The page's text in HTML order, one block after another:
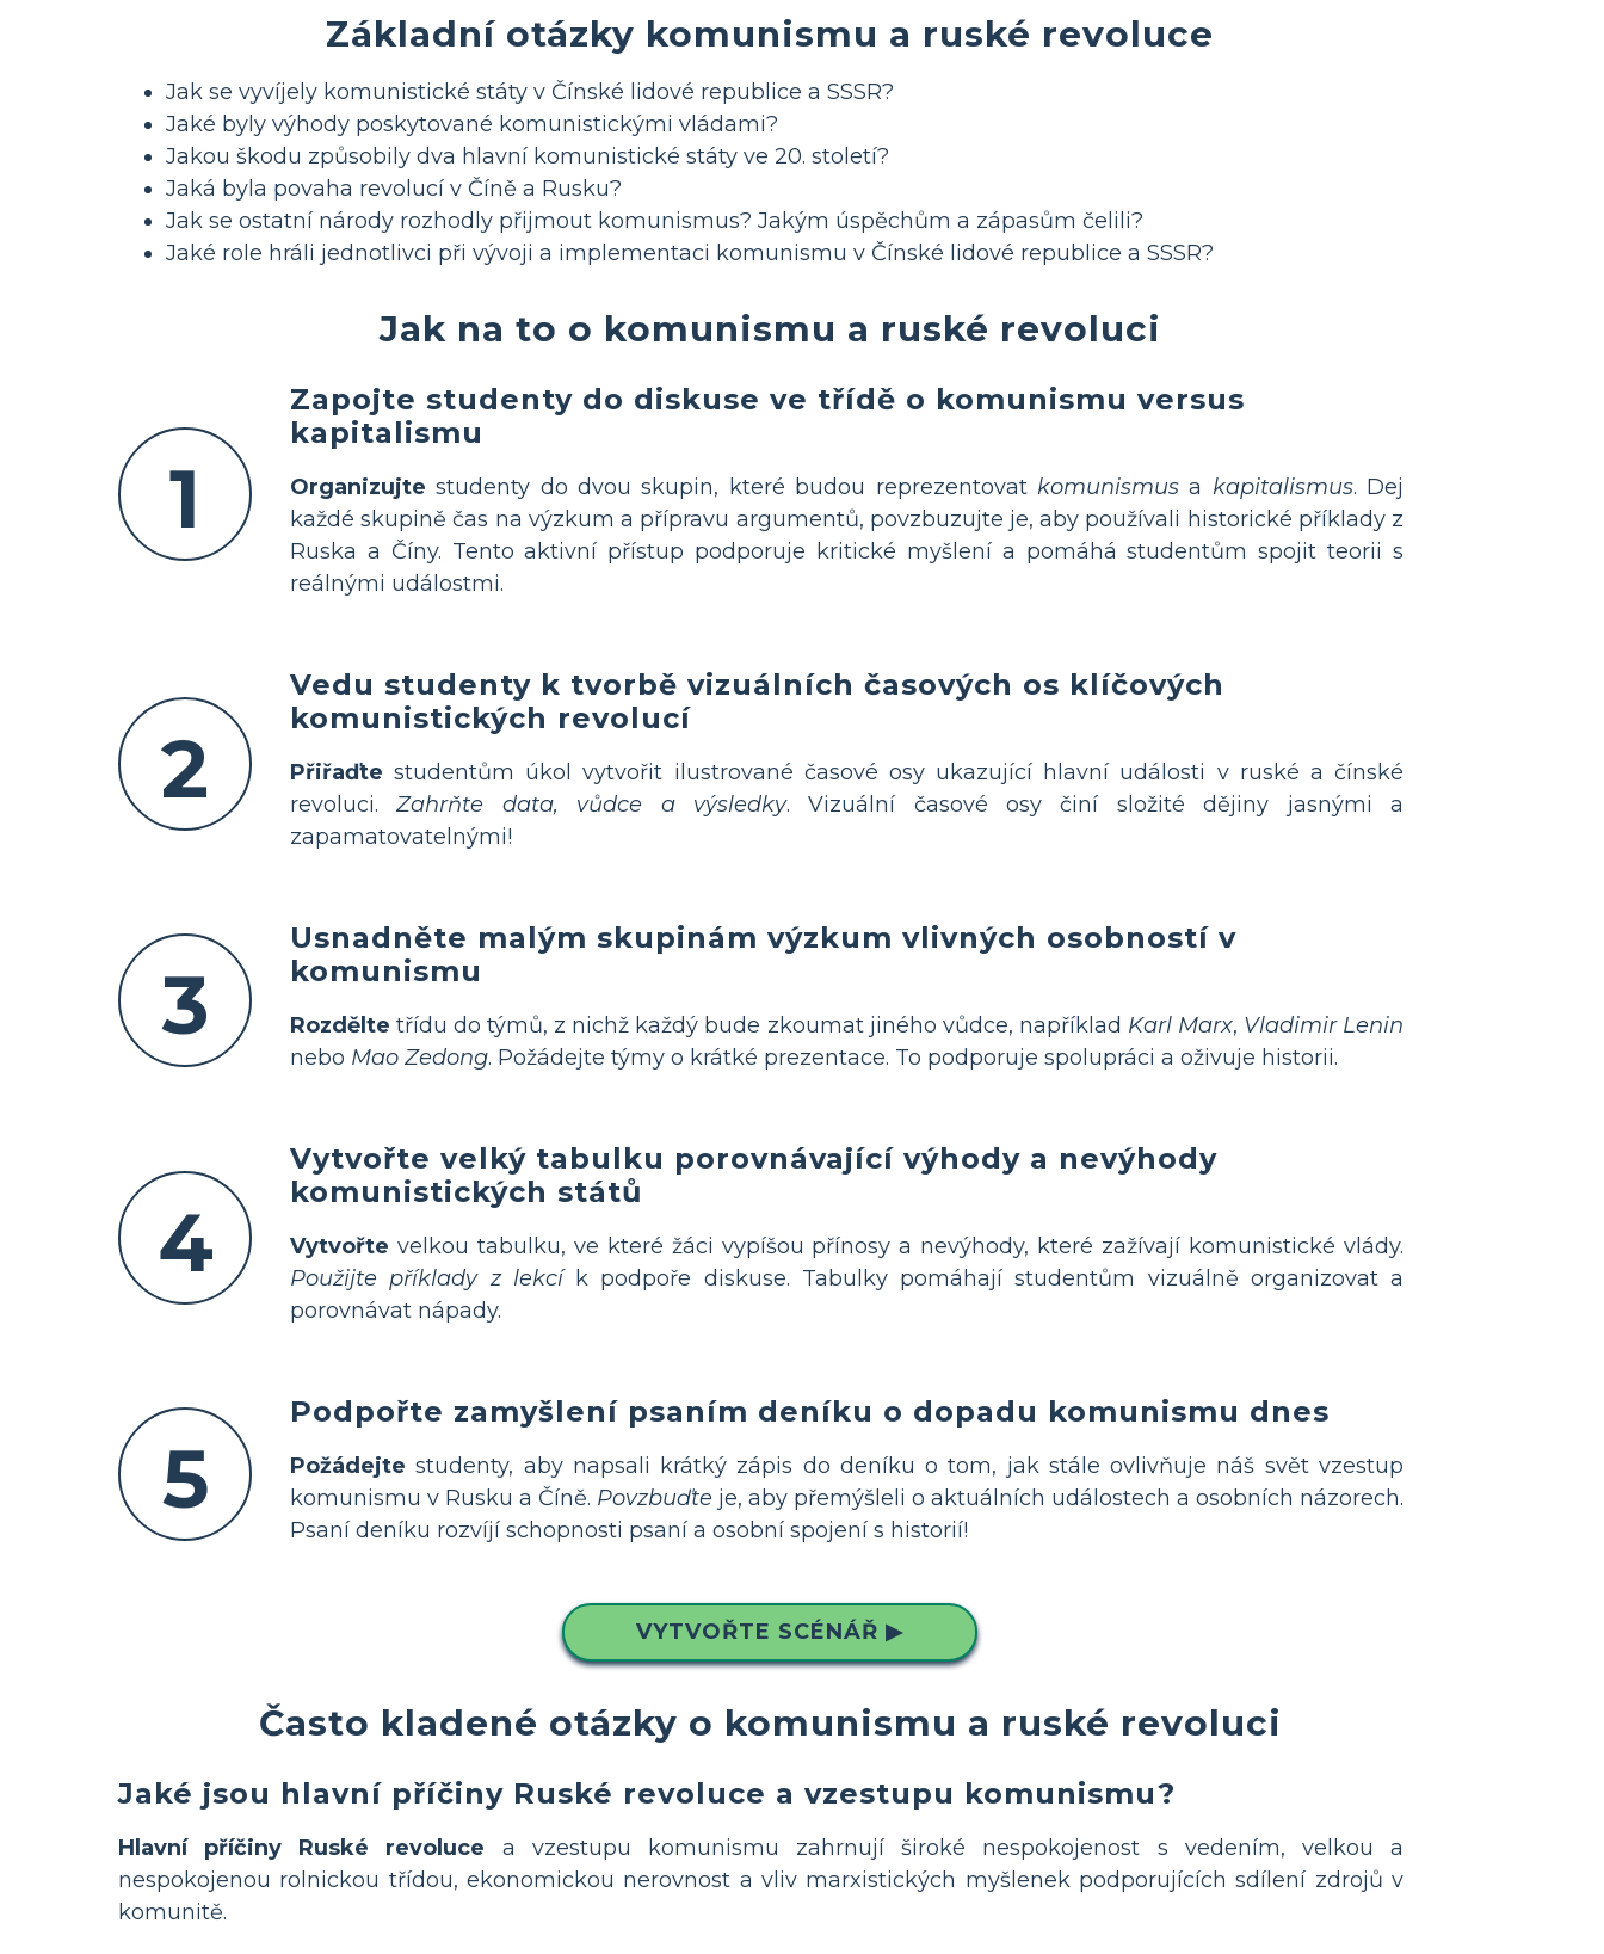
Základní otázky komunismu a ruské revoluce
Jak se vyvíjely komunistické státy v Čínské lidové republice a SSSR?
Jaké byly výhody poskytované komunistickými vládami?
Jakou škodu způsobily dva hlavní komunistické státy ve 20. století?
Jaká byla povaha revolucí v Číně a Rusku?
Jak se ostatní národy rozhodly přijmout komunismus? Jakým úspěchům a zápasům čelili?
Jaké role hráli jednotlivci při vývoji a implementaci komunismu v Čínské lidové republice a SSSR?
Jak na to o komunismu a ruské revoluci
1
Zapojte studenty do diskuse ve třídě o komunismu versus
kapitalismu
Organizujte studenty do dvou skupin, které budou reprezentovat komunismusa kapitalismus. Dej
každé skupině čas na výzkum a přípravu argumentů, povzbuzujte je, aby používali historické příklady z
Ruska a Číny. Tento aktivní přístup podporuje kritické myšlení a pomáhá studentům spojit teorii s
reálnými událostmi.
2
Vedu studenty k tvorbě vizuálních časových os klíčových
komunistických revolucí
Přiřaďte studentům úkol vytvořit ilustrované časové osy ukazující hlavní události v ruské a čínské
revoluci.Zahrňte data, vůdce a výsledky. Vizuální časové osy činí složité dějiny jasnými a
zapamatovatelnými!
3
Usnadněte malým skupinám výzkum vlivných osobností v
komunismu
Rozdělte třídu do týmů, z nichž každý bude zkoumat jiného vůdce, například Karl Marx, Vladimir Lenin
nebo Mao Zedong. Požádejte týmy o krátké prezentace. To podporuje spolupráci a oživuje historii.
4
Vytvořte velký tabulku porovnávající výhody a nevýhody
komunistických států
Vytvořte velkou tabulku, ve které žáci vypíšou přínosy a nevýhody, které zažívají komunistické vlády.
Použijte příklady z lekcík podpoře diskuse. Tabulky pomáhají studentům vizuálně organizovat a
porovnávat nápady.
5
Podpořte zamyšlení psaním deníku o dopadu komunismu dnes
Požádejte studenty, aby napsali krátký zápis do deníku o tom, jak stále ovlivňuje náš svět vzestup
komunismu v Rusku a Číně. Povzbuďte je, aby přemýšleli o aktuálních událostech a osobních názorech.
Psaní deníku rozvíjí schopnosti psaní a osobní spojení s historií!
VYTVOŘTE SCÉNÁŘ ▶
Často kladené otázky o komunismu a ruské revoluci
Jaké jsou hlavní příčiny Ruské revoluce a vzestupu komunismu?
Hlavní příčiny Ruské revoluce a vzestupu komunismu zahrnují široké nespokojenost s vedením, velkou a
nespokojenou rolnickou třídou, ekonomickou nerovnost a vliv marxistických myšlenek podporujících sdílení zdrojů v
komunitě.